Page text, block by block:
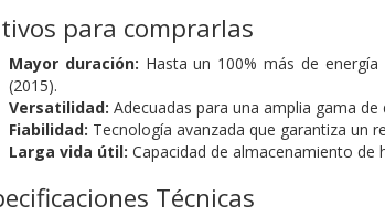
para comprarlas
Mayor duración: Hasta un 100% más de
(2015).
Versatilidad: Adecuadas para una amplia gama
Fiabilidad: Tecnología avanzada que garantiza un
Larga vida útil: Capacidad de almacenamiento de
Técnicas